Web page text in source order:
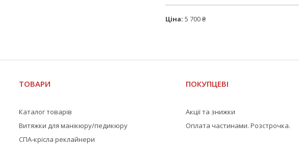
Ціна: 5 700 ₴
ТОВАРИ
Каталог товарів
Витяжки для манікюру/педикюру
СПА-крісла реклайнери
ПОКУПЦЕВІ
Акції та знижки
Оплата частинами. Розстрочка.